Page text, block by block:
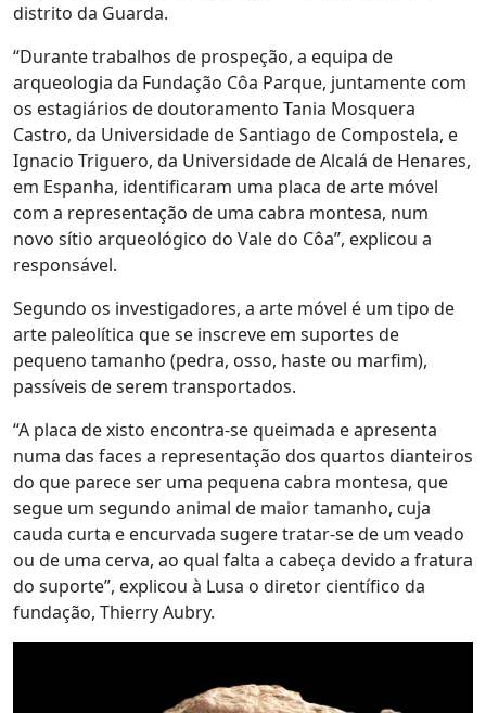
distrito da Guarda.
“Durante trabalhos de prospeção, a equipa de
arqueologia da Fundação Côa Parque, juntamente com
os estagiários de doutoramento Tania Mosquera
Castro, da Universidade de Santiago de Compostela, e
Ignacio Triguero, da Universidade de Alcalá de Henares,
em Espanha, identificaram uma placa de arte móvel
com a representação de uma cabra montesa, num
novo sítio arqueológico do Vale do Côa”, explicou a
responsável.
Segundo os investigadores, a arte móvel é um tipo de
arte paleolítica que se inscreve em suportes de
pequeno tamanho (pedra, osso, haste ou marfim),
passíveis de serem transportados.
“A placa de xisto encontra-se queimada e apresenta
numa das faces a representação dos quartos dianteiros
do que parece ser uma pequena cabra montesa, que
segue um segundo animal de maior tamanho, cuja
cauda curta e encurvada sugere tratar-se de um veado
ou de uma cerva, ao qual falta a cabeça devido a fratura
do suporte”, explicou à Lusa o diretor científico da
fundação, Thierry Aubry.